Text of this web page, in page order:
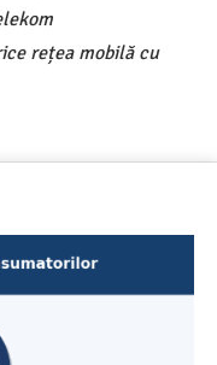
rețea mobilă cu